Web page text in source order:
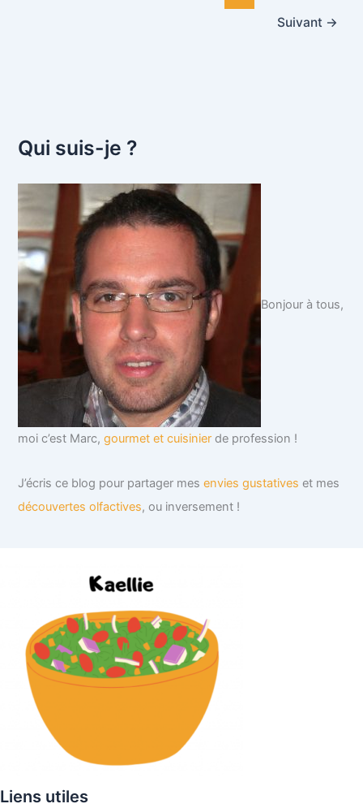
Suivant →
Qui suis-je ?
Bonjour à tous,
moi c’est Marc,gourmet et cuisinier de profession !
J’écris ce blog pour partager mesenvies gustatives et mes
découvertes olfactives, ou inversement !
Liens utiles